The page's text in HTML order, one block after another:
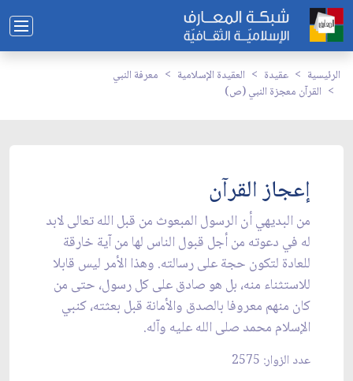
الرئيسية عقيدة العقيدة الإسلامية
معرفة النبي
القرآن معجزة النبي (ص)
إعجاز القرآن
من البديهي أن الرسول المبعوث من قبل الله تعالى لابد
له في دعوته من أجل قبول الناس لها من آية خارقة
للعادة لتكون حجة على رسالته. وهذا الأمر ليس قابلا
للاستثناء منه، بل هو صادق على كل رسول، حتى من
كان منهم معروفا بالصدق والأمانة قبل بعثته، كنبي
الإسلام محمد صلى الله عليه وآله.
عدد الزوار: 2575